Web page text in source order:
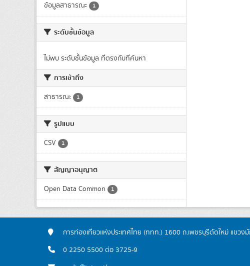
ข้อมูลสาธารณะ 1
ระดับชั้นข้อมูล
ไม่พบ ระดับชั้นข้อมูล ที่ตรงกับที่ค้นหา
การเข้าถึง
สาธารณะ 1
รูปแบบ
CSV 1
สัญญาอนุญาต
Open Data Common 1
การท่องเที่ยวแห่งประเทศไทย (ททท.) 1600 ถ.เพชรบุรีตัดใหม่ แขวง
0 2250 5500 ต่อ 3725-9